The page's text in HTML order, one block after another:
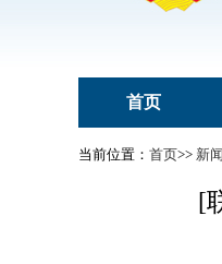
首页
当前位置： 首页>> 新
[